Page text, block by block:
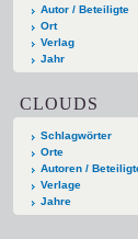
Autor / Beteiligte
Ort
Verlag
Jahr
CLOUDS
Schlagwörter
Orte
Autoren /
Verlage
Jahre